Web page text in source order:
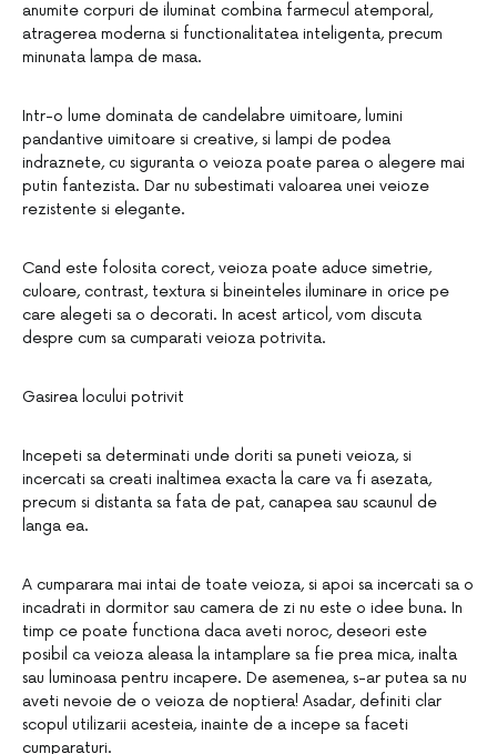
anumite corpuri de iluminat combina farmecul atemporal,
atragerea moderna si functionalitatea inteligenta, precum
minunata lampa de masa.
Intr-o lume dominata de candelabre uimitoare, lumini
pandantive uimitoare si creative, si lampi de podea
indraznete, cu siguranta o veioza poate parea o alegere mai
putin fantezista. Dar nu subestimati valoarea unei veioze
rezistente si elegante.
Cand este folosita corect, veioza poate aduce simetrie,
culoare, contrast, textura si bineinteles iluminare in orice pe
care alegeti sa o decorati. In acest articol, vom discuta
despre cum sa cumparati veioza potrivita.
Gasirea locului potrivit
Incepeti sa determinati unde doriti sa puneti veioza, si
incercati sa creati inaltimea exacta la care va fi asezata,
precum si distanta sa fata de pat, canapea sau scaunul de
langa ea.
A cumparara mai intai de toate veioza, si apoi sa incercati sa o
incadrati in dormitor sau camera de zi nu este o idee buna. In
timp ce poate functiona daca aveti noroc, deseori este
posibil ca veioza aleasa la intamplare sa fie prea mica, inalta
sau luminoasa pentru incapere. De asemenea, s-ar putea sa nu
aveti nevoie de o veioza de noptiera! Asadar, definiti clar
scopul utilizarii acesteia, inainte de a incepe sa faceti
cumparaturi.